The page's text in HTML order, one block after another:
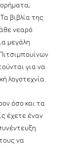
βιβλία της
νεαρό
μεγάλη
για να
λογοτεχνία.
όσο και τα
έχετε έναν
να